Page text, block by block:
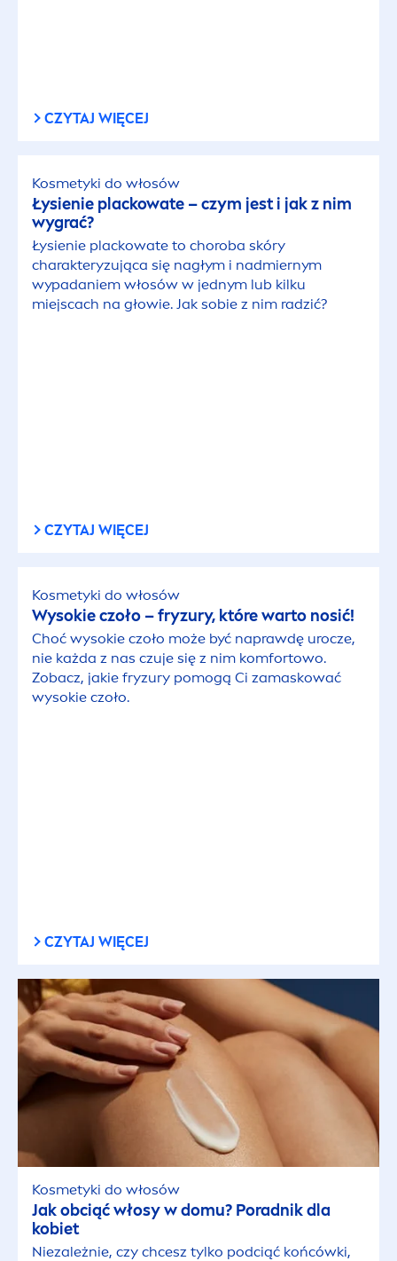
CZYTAJ WIĘCEJ
Kosmetyki do włosów
Łysienie plackowate – czym jest i jak z nim
wygrać?
Łysienie plackowate to choroba skóry
charakteryzująca się nagłym i nadmiernym
wypadaniem włosów w jednym lub kilku
miejscach na głowie. Jak sobie z nim radzić?
CZYTAJ WIĘCEJ
Kosmetyki do włosów
Wysokie czoło – fryzury, które warto nosić!
Choć wysokie czoło może być naprawdę urocze,
nie każda z nas czuje się z nim komfortowo.
Zobacz, jakie fryzury pomogą Ci zamaskować
wysokie czoło.
CZYTAJ WIĘCEJ
Kosmetyki do włosów
Jak obciąć włosy w domu? Poradnik dla
kobiet
Niezależnie, czy chcesz tylko podciąć końcówki,